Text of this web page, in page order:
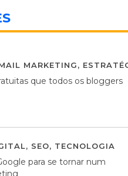
MARKETING,
que todos os bloggers
, SEO, TECNOLOGIA
para se tornar num